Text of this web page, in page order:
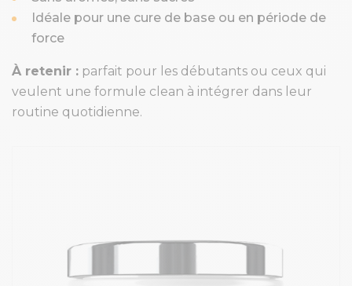
Idéale pour une cure de base ou en période de
force
À retenir : parfait pour les débutants ou ceux qui
veulent une formule clean à intégrer dans leur
routine quotidienne.